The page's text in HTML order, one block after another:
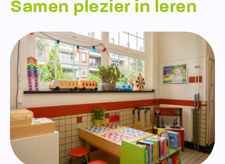
Samen plezier in leren